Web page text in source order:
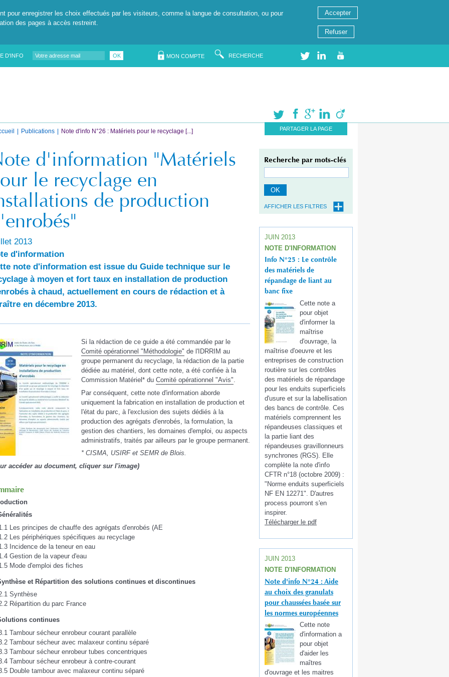
pour enregistrer les choix effectués par les visiteurs, comme la langue de consultation, ou pour
des pages à accès restreint.
Accepter
Refuser
D'INFO OK MON COMPTE RECHERCHE
PARTAGER LA PAGE
Publications Note d'info N°26 : Matériels pour le recyclage [...]
d'information "Matériels
le recyclage en
de production
2013
d'information
note d'information est issue du Guide technique sur le
à moyen et fort taux en installation de production
à chaud, actuellement en cours de rédaction et à
en décembre 2013.
Si la rédaction de ce guide a été commandée par le
Comité opérationnel "Méthodologie" de l'IDRRIM au
groupe permanent du recyclage, la rédaction de la partie
dédiée au matériel, dont cette note, a été confiée à la
Commission Matériel* du Comité opérationnel "Avis".
Par conséquent, cette note d'information aborde
uniquement la fabrication en installation de production et
l'état du parc, à l'exclusion des sujets dédiés à la
production des agrégats d'enrobés, la formulation, la
gestion des chantiers, les domaines d'emploi, ou aspects
administratifs, traités par ailleurs par le groupe permanent.
* CISMA, USIRF et SEMR de Blois.
accéder au document, cliquer sur l'image)
Les principes de chauffe des agrégats d'enrobés (AE
Les périphériques spécifiques au recyclage
Incidence de la teneur en eau
Gestion de la vapeur d'eau
Mode d'emploi des fiches
et Répartition des solutions continues et discontinues
Synthèse
Répartition du parc France
continues
Tambour sécheur enrobeur courant parallèle
Tambour sécheur avec malaxeur continu séparé
Tambour sécheur enrobeur tubes concentriques
Tambour sécheur enrobeur à contre-courant
Double tambour avec malaxeur continu séparé
Recherche par mots-clés
OK
AFFICHER LES FILTRES
JUIN 2013
NOTE D'INFORMATION
Info N°25 : Le contrôle
des matériels de
répandage de liant au
banc fixe
Cette note a
pour objet
d'informer la
maîtrise
d'ouvrage, la
maîtrise d'oeuvre et les
entreprises de construction
routière sur les contrôles
des matériels de répandage
pour les enduits superficiels
d'usure et sur la labellisation
des bancs de contrôle. Ces
matériels comprennent les
répandeuses classiques et
la partie liant des
répandeuses gravillonneurs
synchrones (RGS). Elle
complète la note d'info
CFTR n°18 (octobre 2009) :
"Norme enduits superficiels
NF EN 12271". D'autres
process pourront s'en
inspirer.
Télécharger le pdf
JUIN 2013
NOTE D'INFORMATION
Note d'info N°24 : Aide
au choix des granulats
pour chaussées basée sur
les normes européennes
Cette note
d'information a
pour objet
d'aider les
maîtres
d'ouvrage et les maitres